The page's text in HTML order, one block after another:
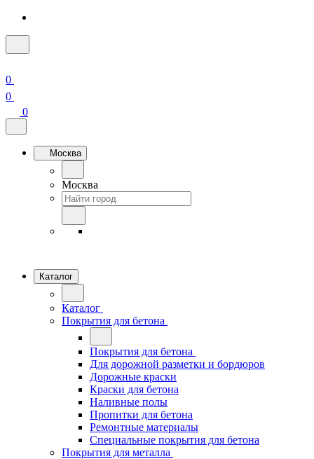
0
0
0
Москва
Москва
Каталог
Каталог
Покрытия для бетона
Покрытия для бетона
Для дорожной разметки и бордюров
Дорожные краски
Краски для бетона
Наливные полы
Пропитки для бетона
Ремонтные материалы
Специальные покрытия для бетона
Покрытия для металла